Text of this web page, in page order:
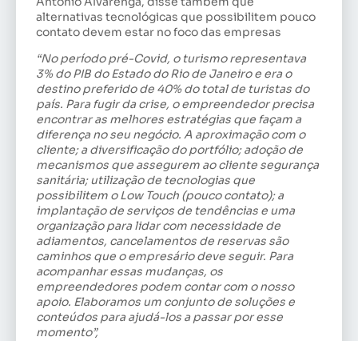
alternativas tecnológicas que possibilitem pouco
contato devem estar no foco das empresas
“No período pré-Covid, o turismo representava
3% do PIB do Estado do Rio de Janeiro e era o
destino preferido de 40% do total de turistas do
país. Para fugir da crise, o empreendedor precisa
encontrar as melhores estratégias que façam a
diferença no seu negócio. A aproximação com o
cliente; a diversificação do portfólio; adoção de
mecanismos que assegurem ao cliente segurança
sanitária; utilização de tecnologias que
possibilitem o Low Touch (pouco contato); a
implantação de serviços de tendências e uma
organização para lidar com necessidade de
adiamentos, cancelamentos de reservas são
caminhos que o empresário deve seguir. Para
acompanhar essas mudanças, os
empreendedores podem contar com o nosso
apoio. Elaboramos um conjunto de soluções e
conteúdos para ajudá-los a passar por esse
momento”,